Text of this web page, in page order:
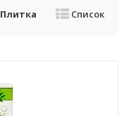
Плитка Список